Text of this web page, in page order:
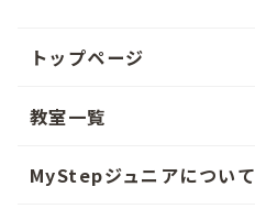
トップページ
教室一覧
MyStepジュニアについて